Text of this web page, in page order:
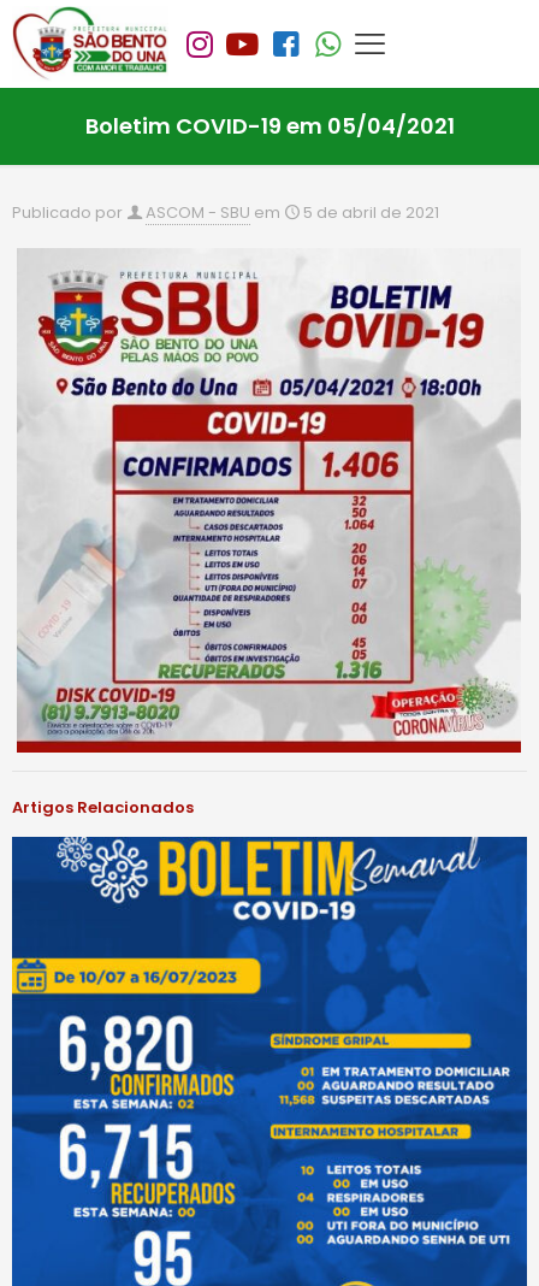
Boletim COVID-19 em 05/04/2021
Publicado por ASCOM - SBU em 5 de abril de 2021
Artigos Relacionados